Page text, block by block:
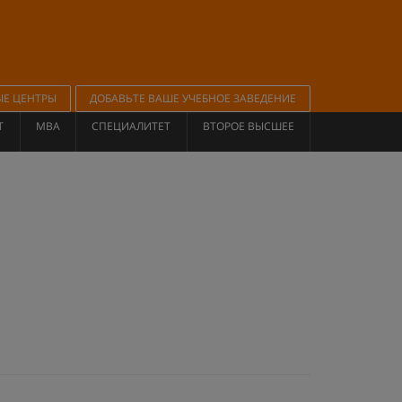
ЦЕНТРЫ
ДОБАВЬТЕ ВАШЕ УЧЕБНОЕ ЗАВЕДЕНИЕ
MBA СПЕЦИАЛИТЕТ ВТОРОЕ ВЫСШЕЕ